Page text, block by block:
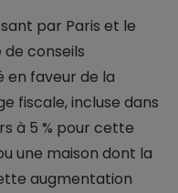
par Paris et le
de conseils
faveur de la
fiscale, incluse dans
à 5 % pour cette
une maison dont la
augmentation